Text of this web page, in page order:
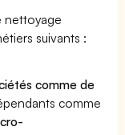
nettoyage
suivants :
comme de
comme